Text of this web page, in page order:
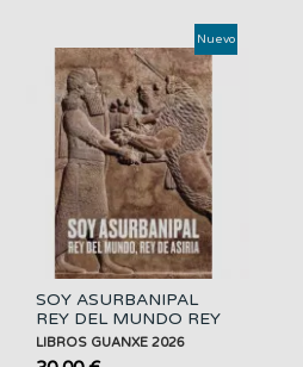
SOY ASURBANIPAL
REY DEL MUNDO REY
DE...
LIBROS GUANXE 2026
Nuevo